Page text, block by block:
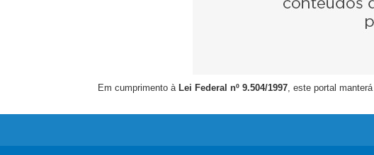
Em cumprimento à Lei Federal nº 9.504/1997, este portal manterá